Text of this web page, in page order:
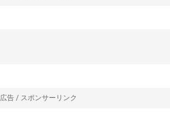
広告 / スポンサーリンク